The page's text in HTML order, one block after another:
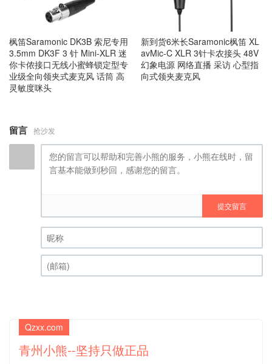
枫笛Saramonic DK3B 索尼专用
3.5mm DK3F 3 针 Mini-XLR 迷
你卡侬接口无线小蜜蜂锁定型专
业级全向领夹式麦克风 话筒 高
灵敏度咪头
新到货6米长Saramonic枫笛 XL
avMic-C XLR 3针卡农接头 48V
幻象电源 网络直播 采访 心型指
向式领夹麦克风
留言 抢沙发
提交留言
昵称 (必填)
Qzxx.com
青州小熊--坚持只做正品